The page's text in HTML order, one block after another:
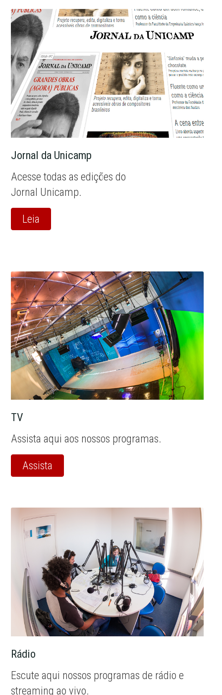
Jornal da Unicamp
Acesse todas as edições do
Jornal Unicamp.
Leia
TV
Assista aqui aos nossos programas.
Assista
Rádio
Escute aqui nossos programas de rádio e
streaming ao vivo.